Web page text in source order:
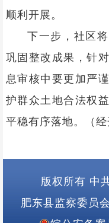
顺利开展。
下一步，社区
巩固整改成果，针
息审核中要更加严
护群众土地合法权
平稳有序落地。（经
版权所有 中
肥东县监察委员会